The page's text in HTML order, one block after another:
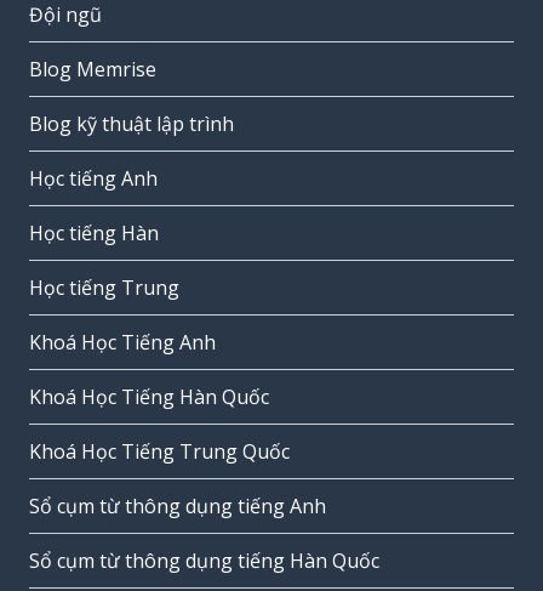
Đội ngũ
Blog Memrise
Blog kỹ thuật lập trình
Học tiếng Anh
Học tiếng Hàn
Học tiếng Trung
Khoá Học Tiếng Anh
Khoá Học Tiếng Hàn Quốc
Khoá Học Tiếng Trung Quốc
Sổ cụm từ thông dụng tiếng Anh
Sổ cụm từ thông dụng tiếng Hàn Quốc